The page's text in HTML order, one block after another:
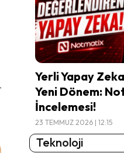
Yerli Yapay
Yeni Dönem:
İncelemesi!
23 TEMMUZ 2026 | 12:15
Teknoloji